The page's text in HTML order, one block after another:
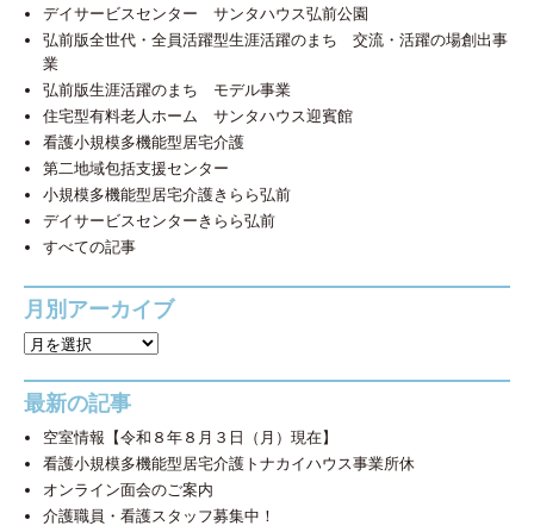
デイサービスセンター サンタハウス弘前公園
弘前版全世代・全員活躍型生涯活躍のまち 交流・活躍の場創出事
業
弘前版生涯活躍のまち モデル事業
住宅型有料老人ホーム サンタハウス迎賓館
看護小規模多機能型居宅介護
第二地域包括支援センター
小規模多機能型居宅介護きらら弘前
デイサービスセンターきらら弘前
すべての記事
月別アーカイブ
最新の記事
空室情報【令和８年８月３日（月）現在】
看護小規模多機能型居宅介護トナカイハウス事業所休
オンライン面会のご案内
介護職員・看護スタッフ募集中！